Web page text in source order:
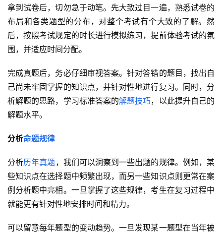
拿到试卷后，切勿急于动笔。先大致过目一遍，熟悉试卷的
布局和各类题型的分布，对整个考试有个大致的了解。然
后，按照考试规定的时长进行模拟练习，提前体验考试的氛
围，并适应时间分配。
完成真题后，务必仔细审视答案。针对答错的题目，找出自
己尚未牢固掌握的知识点，并针对性地进行复习。同时，分
析解题的思路，学习标准答案的解题技巧，以此提升自己的
解题水平。
分析命题规律
分析历年真题，我们可以洞察到一些出题的规律。例如，某
些知识点在选择题中频繁出现，而另一些知识点则更常在案
例分析题中亮相。一旦掌握了这些规律，考生在复习过程中
就能更有针对性地安排时间和精力。
可以留意每年题型的变动趋势。一旦发现某一题型在当年被